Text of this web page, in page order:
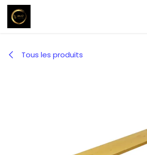
Se rendre au contenu
Tous les produits